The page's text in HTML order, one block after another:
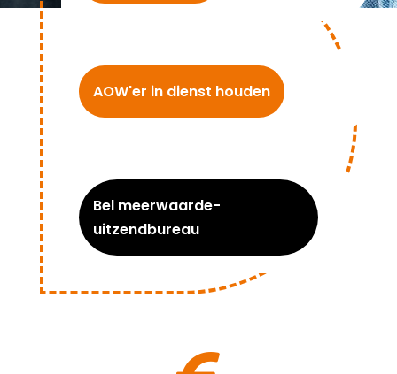
AOW'er in dienst houden
Bel meerwaarde-
uitzendbureau